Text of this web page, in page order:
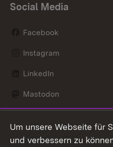
Social Media
Facebook
Instagram
LinkedIn
Mastodon
X / Twitter
Um unsere Webseite für
und verbessern zu